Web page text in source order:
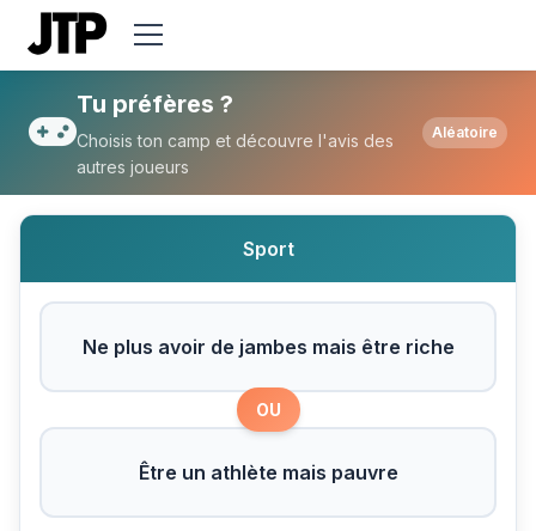
Tu préfères Ne plus avoir de jambes
Tu préfères ?
Choisis ton camp et découvre l'avis des
autres joueurs
Aléatoire
Sport
Ne plus avoir de jambes mais être riche
OU
Être un athlète mais pauvre